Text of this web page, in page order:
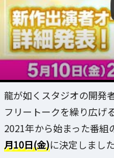
龍が如くスタジオの開発
フリートークを繰り広げ
2021年から始まった番組
月10日(金)に決定しまし